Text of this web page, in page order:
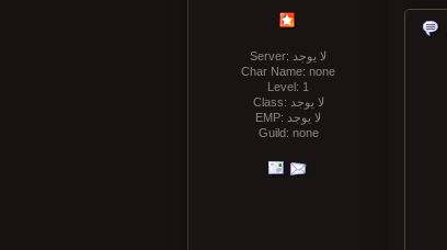
Server: لا يوجد
Char Name: none
Level: 1
Class: لا يوجد
EMP: لا يوجد
Guild: none